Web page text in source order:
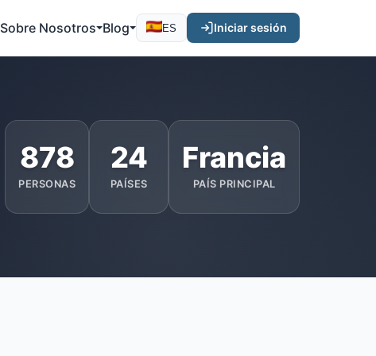
Sobre Nosotros Blog ES Iniciar sesión
878
PERSONAS
24
PAÍSES
Francia
PAÍS PRINCIPAL